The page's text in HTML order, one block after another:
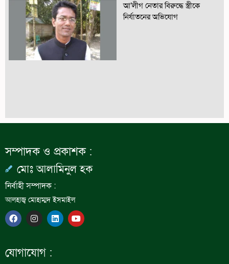
আ’লীগ নেতার বিরুদ্ধে স্ত্রীকে
নির্যাতনের অভিযোগ
সম্পাদক ও প্রকাশক :
মোঃ আলামিনুল হক
নির্বাহী সম্পাদক :
আলহাজ্ব মোহাম্মদ ইসমাইল
F
a
c
b
o
I
n
s
a
g
L
i
n
Y
o
u
যোগাযোগ :